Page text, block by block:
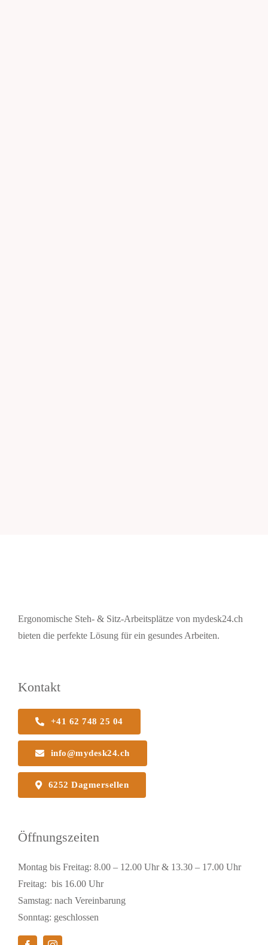
Ergonomische Steh- & Sitz-Arbeitsplätze von mydesk24.ch
bieten die perfekte Lösung für ein gesundes Arbeiten.
Kontakt
+41 62 748 25 04
info@mydesk24.ch
6252 Dagmersellen
Öffnungszeiten
Montag bis Freitag: 8.00 – 12.00 Uhr & 13.30 – 17.00 Uhr
Freitag: bis 16.00 Uhr
Samstag: nach Vereinbarung
Sonntag: geschlossen